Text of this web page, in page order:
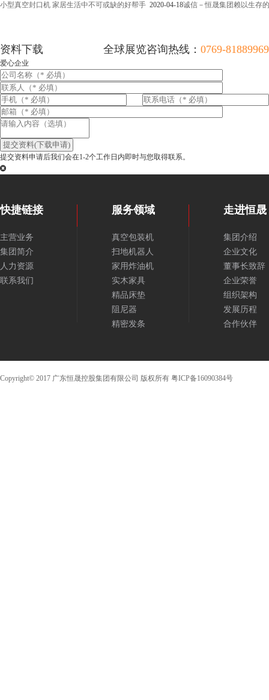
2020-04-18
小型真空封口机 家居生活中不可或缺的好帮手 诚信－恒晟集团赖以生存
全球展览咨询热线： 0769-81889969
资料下载
爱心企业
提交资料申请后我们会在1-2个工作日内即时与您取得联系。
快捷链接
主营业务
集团简介
人力资源
联系我们
服务领域
真空包装机
扫地机器人
家用炸油机
实木家具
精品床垫
阻尼器
精密发条
走进恒晟
集团介绍
企业文化
董事长致辞
企业荣誉
组织架构
发展历程
合作伙伴
Copyright© 2017 广东恒晟控股集团有限公司 版权所有 粤ICP备16090384号